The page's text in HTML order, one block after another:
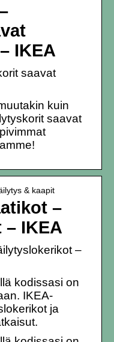
IKEA
saavat
kuin
saavat
& kaapit
–
IKEA
–
kodissasi on
IKEA-
ja